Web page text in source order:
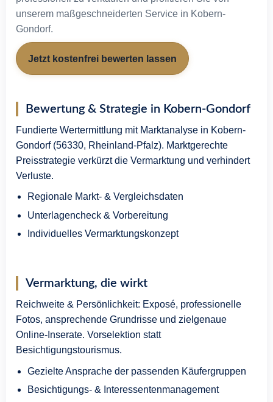
unserem maßgeschneiderten Service in Kobern-
Gondorf.
Jetzt kostenfrei bewerten lassen
Bewertung & Strategie in Kobern-Gondorf
Fundierte Wertermittlung mit Marktanalyse in Kobern-
Gondorf (56330, Rheinland-Pfalz). Marktgerechte
Preisstrategie verkürzt die Vermarktung und verhindert
Verluste.
Regionale Markt- & Vergleichsdaten
Unterlagencheck & Vorbereitung
Individuelles Vermarktungskonzept
Vermarktung, die wirkt
Reichweite & Persönlichkeit: Exposé, professionelle
Fotos, ansprechende Grundrisse und zielgenaue
Online-Inserate. Vorselektion statt
Besichtigungstourismus.
Gezielte Ansprache der passenden Käufergruppen
Besichtigungs- & Interessentenmanagement